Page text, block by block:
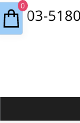
03-
0